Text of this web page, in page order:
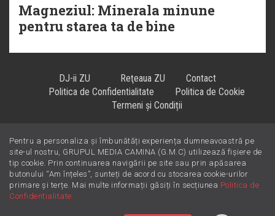
Magneziul: Minerala minune
pentru starea ta de bine
DJ-ii ZU Reţeaua ZU
Contact
Politica de Confidentialitate
Politica de Cookie
Termeni și Condiții
Hiturile se ascultă la !
Pentru a personaliza și îmbunătăți experiența dumneavoastră pe
site-ul nostru, GRUPUL MEDIA CAMINA (G.M.C) utilizează fișiere de
tip cookie. Prin continuarea navigării pe site sau prin apăsarea
butonului “Am înțeles”, sunteți de acord cu stocarea cookie-urilor
primare și terțe. Mai multe informații găsiți în secțiunea Politica de
Confidentialitate